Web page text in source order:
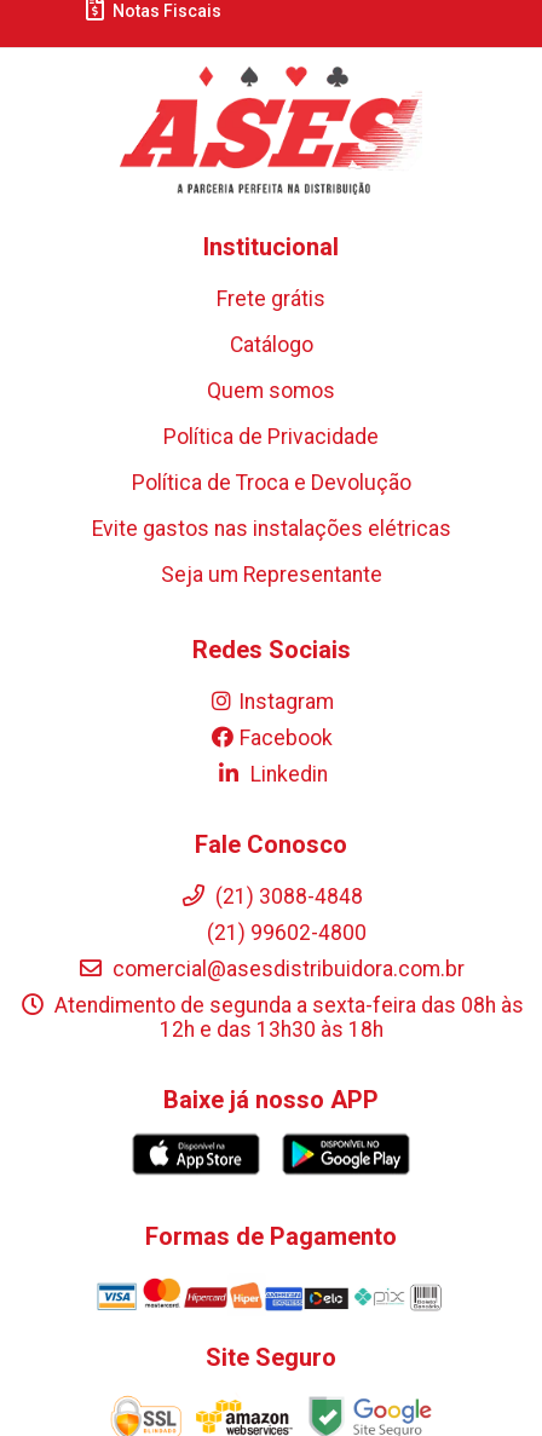
Notas Fiscais
Institucional
Frete grátis
Catálogo
Quem somos
Política de Privacidade
Política de Troca e Devolução
Evite gastos nas instalações elétricas
Seja um Representante
Redes Sociais
Instagram
Facebook
Linkedin
Fale Conosco
(21) 3088-4848
(21) 99602-4800
comercial@asesdistribuidora.com.br
Atendimento de segunda a sexta-feira das 08h às
12h e das 13h30 às 18h
Baixe já nosso APP
Formas de Pagamento
Site Seguro